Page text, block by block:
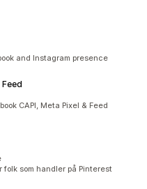
and Instagram presence
CAPI, Meta Pixel & Feed
som handler på Pinterest